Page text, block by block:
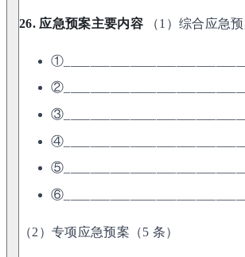
26. 应急预案主要内容（1）综合应急预
（2）专项应急预案（5 条）